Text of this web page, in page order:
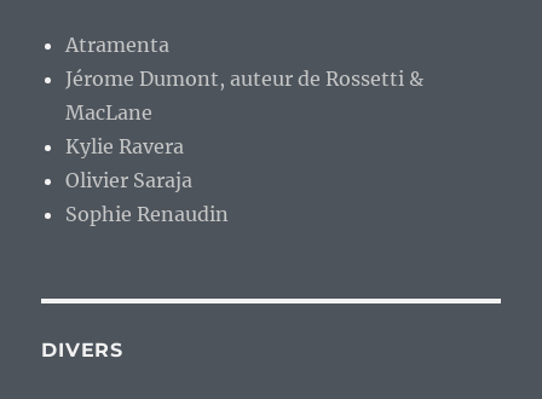
Atramenta
Jérome Dumont, auteur de Rossetti &
MacLane
Kylie Ravera
Olivier Saraja
Sophie Renaudin
DIVERS